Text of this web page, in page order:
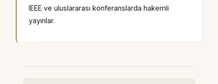
IEEE ve uluslararası konferanslarda hakemli
yayınlar.